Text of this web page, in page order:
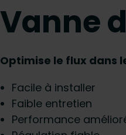
Vanne
Optimise le flux dans
Facile à installer
Faible entretien
Performance